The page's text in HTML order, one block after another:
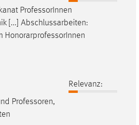
ProfessorInnen
[...] Abschlussarbeiten:
HonorarprofessorInnen
Relevanz:
Professoren,